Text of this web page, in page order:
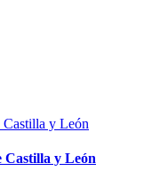
Castilla y León